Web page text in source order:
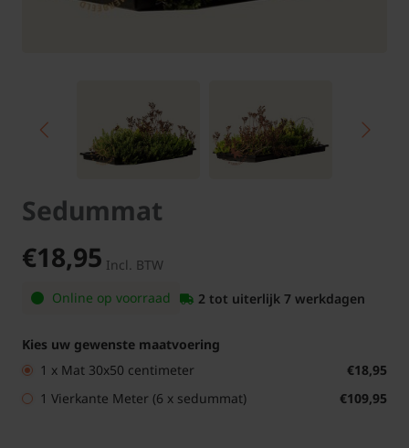
Sedummat
€18,95 Incl. BTW
Online op voorraad
2 tot uiterlijk 7 werkdagen
Kies uw gewenste maatvoering
1 x Mat 30x50 centimeter
€18,95
1 Vierkante Meter (6 x sedummat)
€109,95